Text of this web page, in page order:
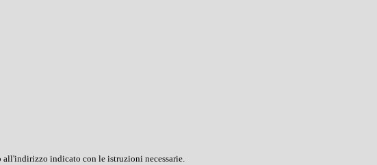
all'indirizzo indicato con le istruzioni necessarie.